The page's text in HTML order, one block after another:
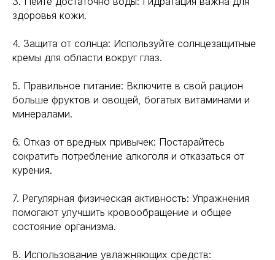
здоровья кожи.
4. Защита от солнца: Используйте солнцезащитные
кремы для области вокруг глаз.
5. Правильное питание: Включите в свой рацион
больше фруктов и овощей, богатых витаминами и
минералами.
6. Отказ от вредных привычек: Постарайтесь
сократить потребление алкоголя и отказаться от
курения.
7. Регулярная физическая активность: Упражнения
помогают улучшить кровообращение и общее
состояние организма.
8. Использование увлажняющих средств:
Биохакинг
Ментальное здоровье
Внутренняя инженерия
Управление сном
Криоскопия
Социальные сети
*Meta (деятельность организации
запрещена на территории РФ)
Исследования
+7(977)252-44-55
Пн-Пт 9:00- 19:00
©2025. All rights